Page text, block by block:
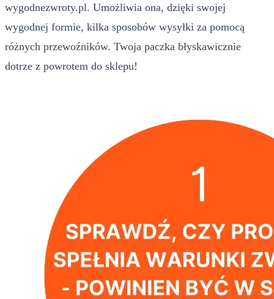
wygodnezwroty.pl. Umożliwia ona, dzięki swojej
wygodnej formie, kilka sposobów wysyłki za pomocą
różnych przewoźników. Twoja paczka błyskawicznie
dotrze z powrotem do sklepu!